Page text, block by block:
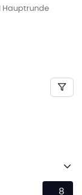
Hauptrunde
8